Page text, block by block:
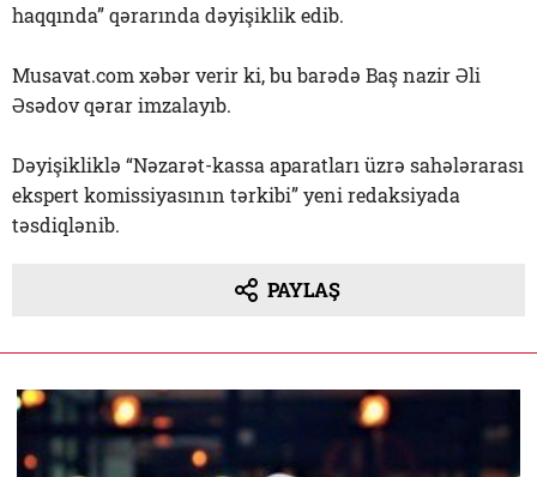
haqqında” qərarında dəyişiklik edib.
Musavat.com xəbər verir ki, bu barədə Baş nazir Əli
Əsədov qərar imzalayıb.
Dəyişikliklə “Nəzarət-kassa aparatları üzrə sahələrarası
ekspert komissiyasının tərkibi” yeni redaksiyada
təsdiqlənib.
PAYLAŞ